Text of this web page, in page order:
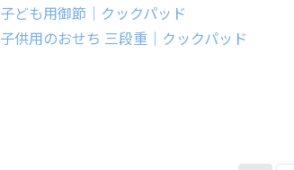
子ども用御節｜クックパッド
子供用のおせち 三段重｜クックパッド